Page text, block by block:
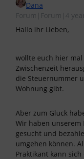
Dana
Forum|Forum|4
Hallo ihr Lieben,
wollte euch hier
Zwischenzeit
die Steuernummer
Wohnung gibt.
Aber zum Glück
Wir haben unserem
gesucht und
umgehen können.
Praktikant kann